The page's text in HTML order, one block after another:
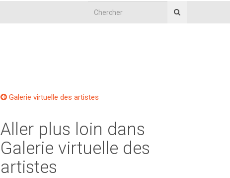
Galerie virtuelle des artistes
Aller plus loin dans
Galerie virtuelle des
artistes